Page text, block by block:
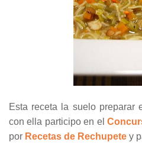
Esta receta la suelo preparar
con ella participo en el
por Recetas de Rechupete y